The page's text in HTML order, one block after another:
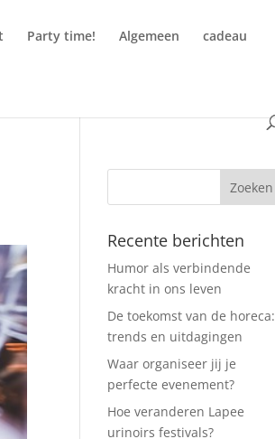
Party time! Algemeen cadeau
Recente berichten
Humor als verbindende
kracht in ons leven
De toekomst van de horeca:
trends en uitdagingen
Waar organiseer jij je
perfecte evenement?
Hoe veranderen Lapee
urinoirs festivals?